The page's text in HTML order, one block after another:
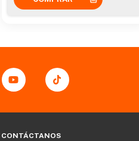
CONTÁCTANOS